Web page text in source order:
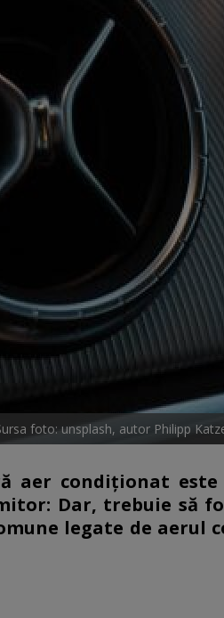
foto: unsplash, autor Philipp
aer condiționat
Dar, trebuie să
legate de aerul